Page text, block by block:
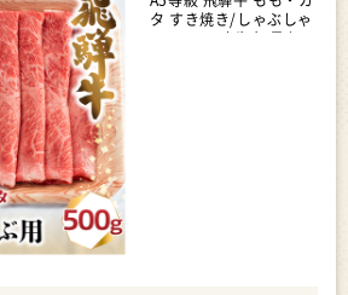
タ すき焼き/しゃぶしゃ
ぶ用 500g | 牛肉 最上級